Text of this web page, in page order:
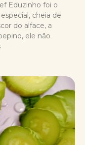
Eduzinho foi o
cheia de
do alface, a
ele não